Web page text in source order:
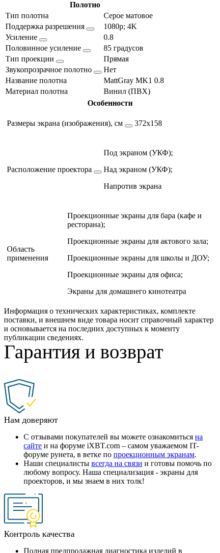
Полотно
Тип полотна
Серое матовое
Поддержка разрешения
1080p; 4K
Усиление
0.8
Половинное усиление
85 градусов
Тип проекции
Прямая
Звукопрозрачное полотно
Нет
Название полотна
MattGray MK1 0.8
Материал полотна
Винил (ПВХ)
Особенности
Размеры экрана (изображения), см 372х158
Расположение проектора
Под экраном (УКФ);
Над экраном (УКФ);
Напротив экрана
Область
применения
Проекционные экраны для бара (кафе и
ресторана);
Проекционные экраны для актового зала;
Проекционные экраны для школы и ДОУ;
Проекционные экраны для офиса;
Экраны для домашнего кинотеатра
Информация о технических характеристиках, комплекте
поставки, и внешнем виде товара носит справочный характер
и основывается на последних доступных к моменту
публикации сведениях.
Гарантия и возврат
Нам доверяют
С отзывами покупателей вы можете ознакомиться на
сайте и на форуме iXBT.com – самом уважаемом IT-
форуме рунета, в ветке по проекционным экранам.
Наши специалисты всегда на связи и готовы помочь по
любому вопросу. Наша специализация - экраны для
проекторов, и мы знаем в них толк!
Контроль качества
Полная предпродажная диагностика изделий в